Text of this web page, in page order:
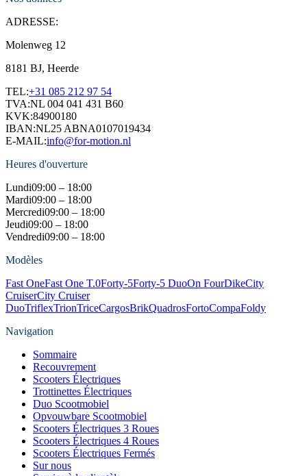
ADRESSE:
Molenweg 12
8181 BJ, Heerde
TEL:+31 085 212 97 54
TVA:NL 004 041 431 B60
KVK:84900180
IBAN:NL25 ABNA0107019434
E-MAIL:info@for-motion.nl
Heures d'ouverture
Lundi09:00 – 18:00
Mardi09:00 – 18:00
Mercredi09:00 – 18:00
Jeudi09:00 – 18:00
Vendredi09:00 – 18:00
Modèles
Fast OneFast One T.0Forty-5Forty-5 DuoOn FourDikeCity
CruiserCity Cruiser
DuoTriflexTrionTriceCargosBrikQuadrosFortoCompaFoldy
Navigation
Sommaire
Recouvrement
Scooters Électriques
Trottinettes Électriques
Duo Scootmobiel
Opvouwbare Scootmobiel
Scooters Électriques 3 Roues
Scooters Électriques 4 Roues
Scooters Électriques Fermés
Sur nous